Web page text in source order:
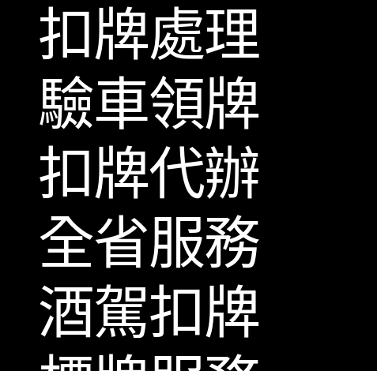
扣牌處理
驗車領牌
扣牌代辦
全省服務
酒駕扣牌